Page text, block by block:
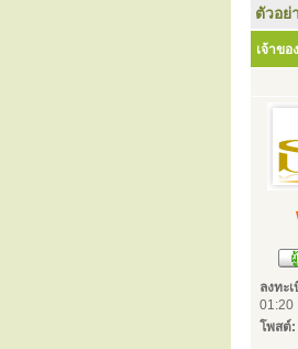
ตัวอย่
เจ้าของ
ลงทะ
01:20
โพสต์: